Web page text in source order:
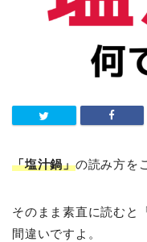
「塩汁鍋」の読み方を
そのまま素直に読むと
間違いですよ。